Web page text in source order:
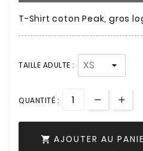
T-Shirt coton Peak, gros
TAILLE ADULTE :
QUANTITÉ :
 AJOUTER AU